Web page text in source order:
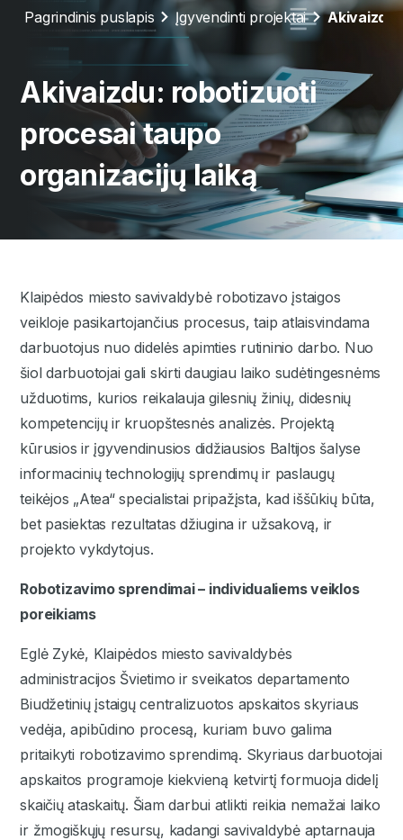
Pagrindinis puslapis Įgyvendinti projektai
Akivaizdu: robotizuoti
procesai taupo
organizacijų laiką
Klaipėdos miesto savivaldybė robotizavo įstaigos
veikloje pasikartojančius procesus, taip atlaisvindama
darbuotojus nuo didelės apimties rutininio darbo. Nuo
šiol darbuotojai gali skirti daugiau laiko sudėtingesnėms
užduotims, kurios reikalauja gilesnių žinių, didesnių
kompetencijų ir kruopštesnės analizės. Projektą
kūrusios ir įgyvendinusios didžiausios Baltijos šalyse
informacinių technologijų sprendimų ir paslaugų
teikėjos „Atea“ specialistai pripažįsta, kad iššūkių būta,
bet pasiektas rezultatas džiugina ir užsakovą, ir
projekto vykdytojus.
Robotizavimo sprendimai – individualiems veiklos
poreikiams
Eglė Zykė, Klaipėdos miesto savivaldybės
administracijos Švietimo ir sveikatos departamento
Biudžetinių įstaigų centralizuotos apskaitos skyriaus
vedėja, apibūdino procesą, kuriam buvo galima
pritaikyti robotizavimo sprendimą. Skyriaus darbuotojai
apskaitos programoje kiekvieną ketvirtį formuoja didelį
skaičių ataskaitų. Šiam darbui atlikti reikia nemažai laiko
ir žmogiškųjų resursų, kadangi savivaldybė aptarnauja